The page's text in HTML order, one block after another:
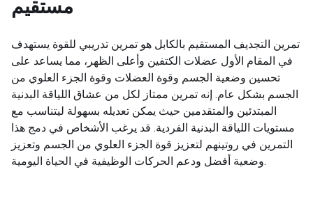
مستقيم
تمرين التجديف المستقيم بالكابل هو تمرين تدريبي للقوة يستهدف
في المقام الأول عضلات الكتفين وأعلى الظهر، مما يساعد على
تحسين وضعية الجسم وقوة العضلات وقوة الجزء العلوي من
الجسم بشكل عام. إنه تمرين ممتاز لكل من عشاق اللياقة البدنية
المبتدئين والمتقدمين حيث يمكن تعديله بسهولة ليتناسب مع
مستويات اللياقة البدنية الفردية. قد يرغب الأشخاص في دمج هذا
التمرين في روتينهم لتعزيز قوة الجزء العلوي من الجسم وتعزيز
وضعية أفضل ودعم الحركات الوظيفية في الحياة اليومية.